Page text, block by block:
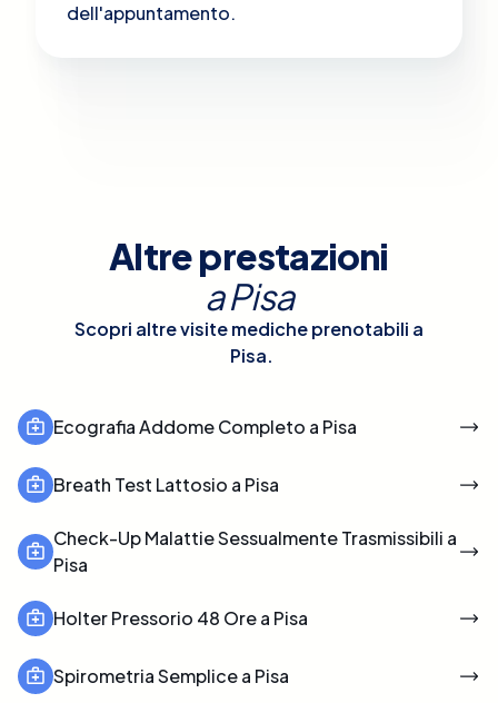
dell'appuntamento.
Altre prestazioni
aPisa
Scopri altre visite mediche prenotabili a
Pisa.
Ecografia Addome Completo a Pisa
Breath Test Lattosio a Pisa
Check-Up Malattie Sessualmente Trasmissibili a
Pisa
Holter Pressorio 48 Ore a Pisa
Spirometria Semplice a Pisa